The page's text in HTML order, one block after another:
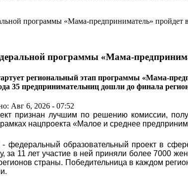
программы «Мама-
региональный этап программы «Мама-
35 предпринимательниц дошли до финала
Авг 6, 2026 - 07:52
признан лучшим по решению комиссии,
нацпроекта «Малое и среднее
федеральный образовательный проект в
за 11 лет участие в ней приняли более 7000
страны. Победительница в каждом